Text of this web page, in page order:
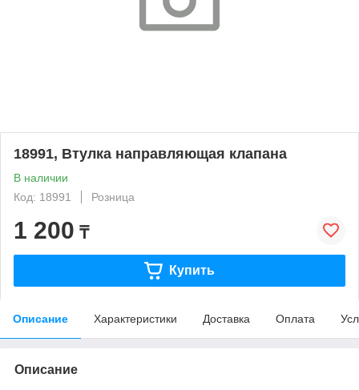
18991, Втулка направляющая клапана
В наличии
Код: 18991
Розница
1 200 ₸
Купить
Описание Характеристики Доставка Оплата
Описание